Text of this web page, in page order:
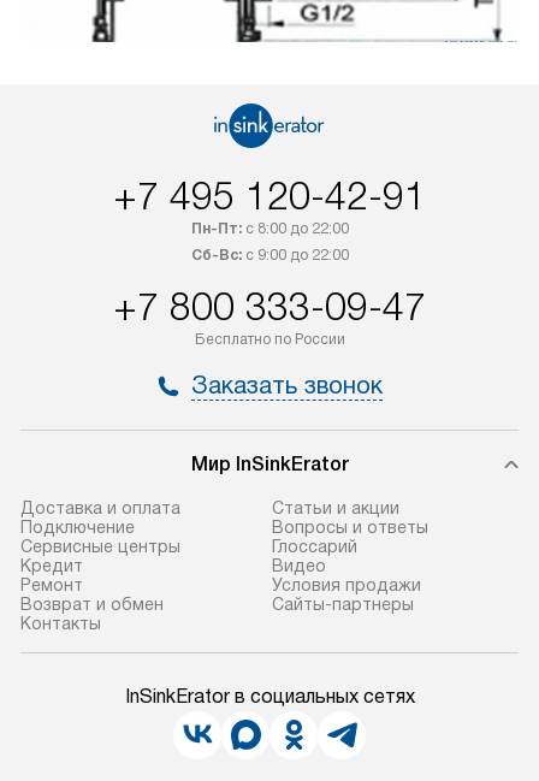
+7 495 120-42-91
Пн-Пт:с 8:00 до 22:00
Сб-Вс:с 9:00 до 22:00
+7 800 333-09-47
Бесплатно по России
Заказать звонок
Мир InSinkErator
Доставка и оплата
Подключение
Сервисные центры
Кредит
Ремонт
Возврат и обмен
Контакты
Статьи и акции
Вопросы и ответы
Глоссарий
Видео
Условия продажи
Сайты-партнеры
InSinkErator в социальных сетях